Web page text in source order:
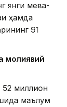
янги мева-
ҳамда
91
молиявий
52 миллион
маълум